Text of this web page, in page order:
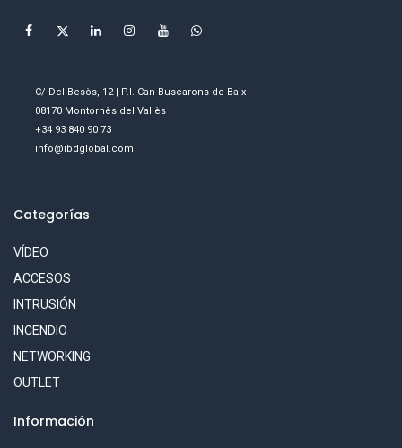
C/ Del Besòs, 12 | P.I. Can Buscarons de Baix
08170 Montornès del Vallès
+34 93 840 90 73
info@ibdglobal.com
Categorías
VÍDEO
ACCESOS
INTRUSIÓN
INCENDIO
NETWORKING
OUTLET
Información